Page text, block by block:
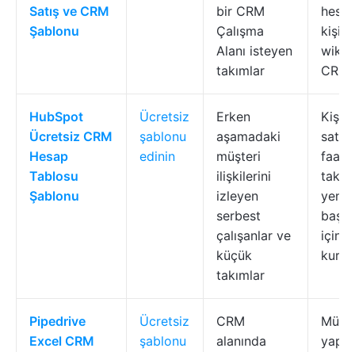
Satış ve CRM
Şablonu
bir CRM
Çalışma
Alanı isteyen
takımlar
CRM
HubSpot
Ücretsiz CRM
Hesap
Tablosu
Şablonu
Ücretsiz
şablonu
edinin
Erken
aşamadaki
müşteri
ilişkilerini
izleyen
serbest
çalışanlar ve
küçük
takımlar
Kişi
satış
takip
yeni
için
Pipedrive
Excel CRM
Ücretsiz
şablonu
CRM
alanında